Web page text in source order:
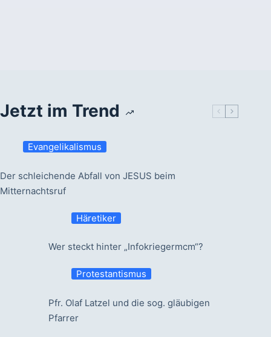
Jetzt im Trend
Evangelikalismus
Der schleichende Abfall von JESUS beim
Mitternachtsruf
Häretiker
Wer steckt hinter „Infokriegermcm“?
Protestantismus
Pfr. Olaf Latzel und die sog. gläubigen
Pfarrer